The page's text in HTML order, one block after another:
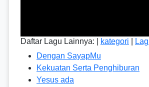
Daftar Lagu Lainnya: | kategori
Dengan SayapMu
Kekuatan Serta Penghiburan
Yesus ada